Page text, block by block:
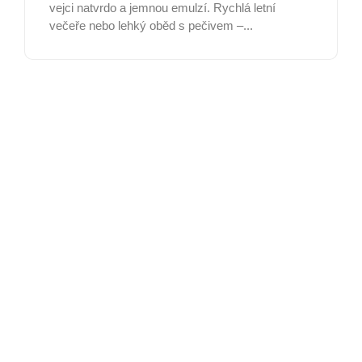
vejci natvrdo a jemnou emulzí. Rychlá letní
večeře nebo lehký oběd s pečivem –...